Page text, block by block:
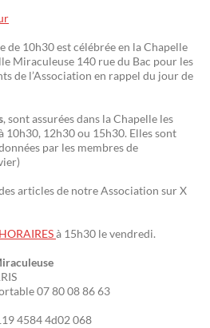
de 10h30 est célébrée en la Chapelle
Miraculeuse 140 rue du Bac pour les
de l’Association en rappel du jour de
, sont assurées dans la Chapelle les
10h30, 12h30 ou 15h30. Elles sont
par les membres de
articles de notre Association sur X
HORAIRESà 15h30 le vendredi.
07 80 08 86 63
4584 4d02 068